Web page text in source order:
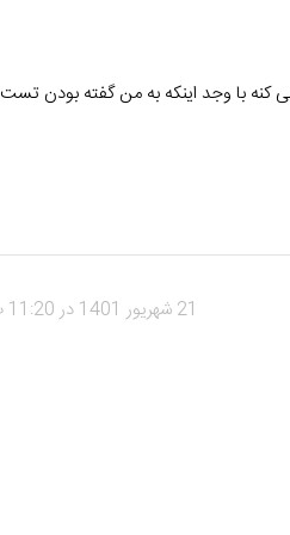
کنه با وجد اینکه به من گفته بودن تست
21 شهریور 1401 در 11:20 ب.ظ